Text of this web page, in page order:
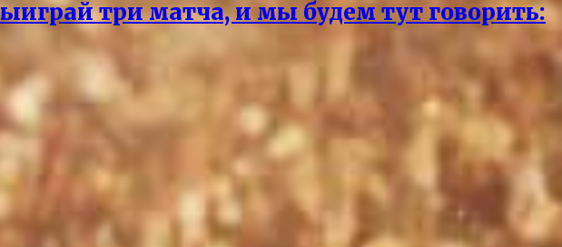
три матча, и мы будем тут говорить: